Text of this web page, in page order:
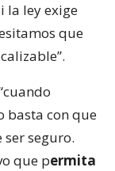
la ley exige
que
basta con que
seguro.
que permita